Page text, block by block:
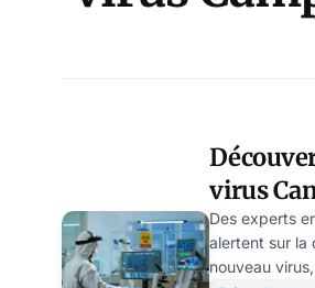
virus
une
Des experts
alertent sur la
nouveau